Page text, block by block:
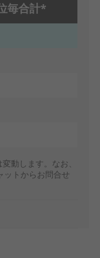
毎合計*
動します。なお、
トからお問合せ